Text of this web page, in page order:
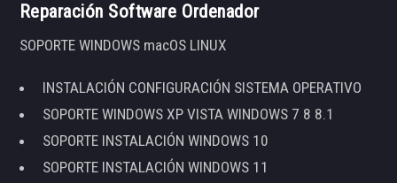
Reparación Software Ordenador
SOPORTE WINDOWS macOS LINUX
INSTALACIÓN CONFIGURACIÓN SISTEMA OPERATIVO
SOPORTE WINDOWS XP VISTA WINDOWS 7 8 8.1
SOPORTE INSTALACIÓN WINDOWS 10
SOPORTE INSTALACIÓN WINDOWS 11